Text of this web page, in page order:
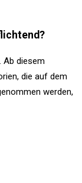
. Ab diesem
die auf dem
werden,